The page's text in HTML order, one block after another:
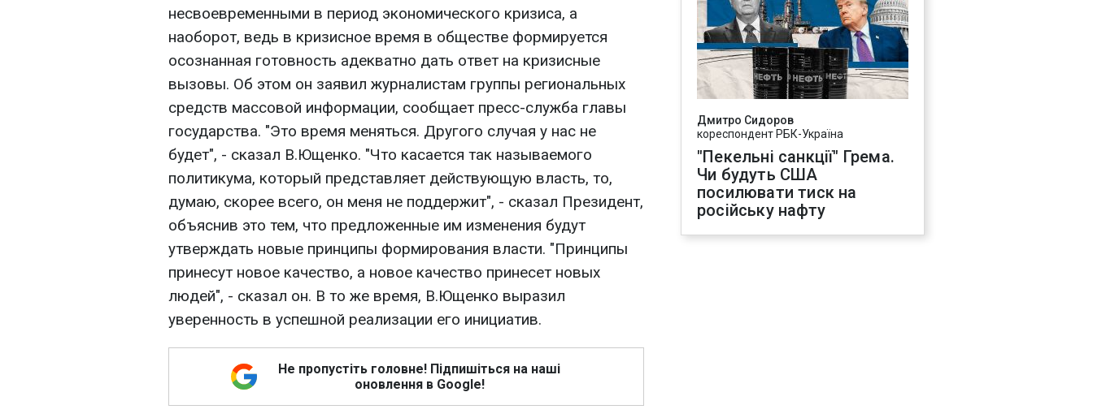
несвоевременными в период экономического кризиса, а
наоборот, ведь в кризисное время в обществе формируется
осознанная готовность адекватно дать ответ на кризисные
вызовы. Об этом он заявил журналистам группы региональных
средств массовой информации, сообщает пресс-служба главы
государства. "Это время меняться. Другого случая у нас не
будет", - сказал В.Ющенко. "Что касается так называемого
политикума, который представляет действующую власть, то,
думаю, скорее всего, он меня не поддержит", - сказал Президент,
объяснив это тем, что предложенные им изменения будут
утверждать новые принципы формирования власти. "Принципы
принесут новое качество, а новое качество принесет новых
людей", - сказал он. В то же время, В.Ющенко выразил
уверенность в успешной реализации его инициатив.
Не пропустіть головне! Підпишіться на наші
оновлення в Google!
Дмитро Сидоров
кореспондент РБК-Україна
"Пекельні санкції" Грема.
Чи будуть США
посилювати тиск на
російську нафту